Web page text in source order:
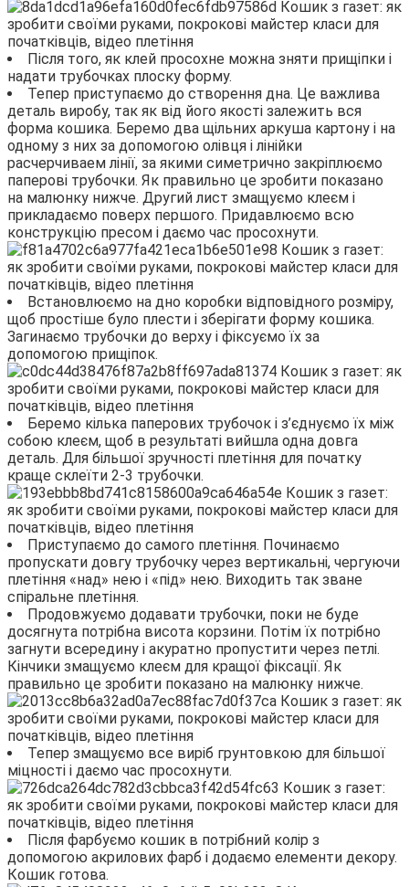
Після того, як клей просохне можна зняти прищіпки і
надати трубочках плоску форму.
Тепер приступаємо до створення дна. Це важлива
деталь виробу, так як від його якості залежить вся
форма кошика. Беремо два щільних аркуша картону і на
одному з них за допомогою олівця і лінійки
расчерчиваем лінії, за якими симетрично закріплюємо
паперові трубочки. Як правильно це зробити показано
на малюнку нижче. Другий лист змащуємо клеєм і
прикладаємо поверх першого. Придавлюємо всю
конструкцію пресом і даємо час просохнути.
Встановлюємо на дно коробки відповідного розміру,
щоб простіше було плести і зберігати форму кошика.
Загинаємо трубочки до верху і фіксуємо їх за
допомогою прищіпок.
Беремо кілька паперових трубочок і з’єднуємо їх між
собою клеєм, щоб в результаті вийшла одна довга
деталь. Для більшої зручності плетіння для початку
краще склеїти 2-3 трубочки.
Приступаємо до самого плетіння. Починаємо
пропускати довгу трубочку через вертикальні, чергуючи
плетіння «над» нею і «під» нею. Виходить так зване
спіральне плетіння.
Продовжуємо додавати трубочки, поки не буде
досягнута потрібна висота корзини. Потім їх потрібно
загнути всередину і акуратно пропустити через петлі.
Кінчики змащуємо клеєм для кращої фіксації. Як
правильно це зробити показано на малюнку нижче.
Тепер змащуємо все виріб грунтовкою для більшої
міцності і даємо час просохнути.
Після фарбуємо кошик в потрібний колір з
допомогою акрилових фарб і додаємо елементи декору.
Кошик готова.